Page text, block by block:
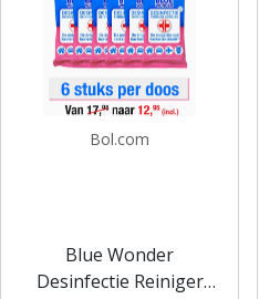
Bol.com
Blue Wonder
Desinfectie Reiniger